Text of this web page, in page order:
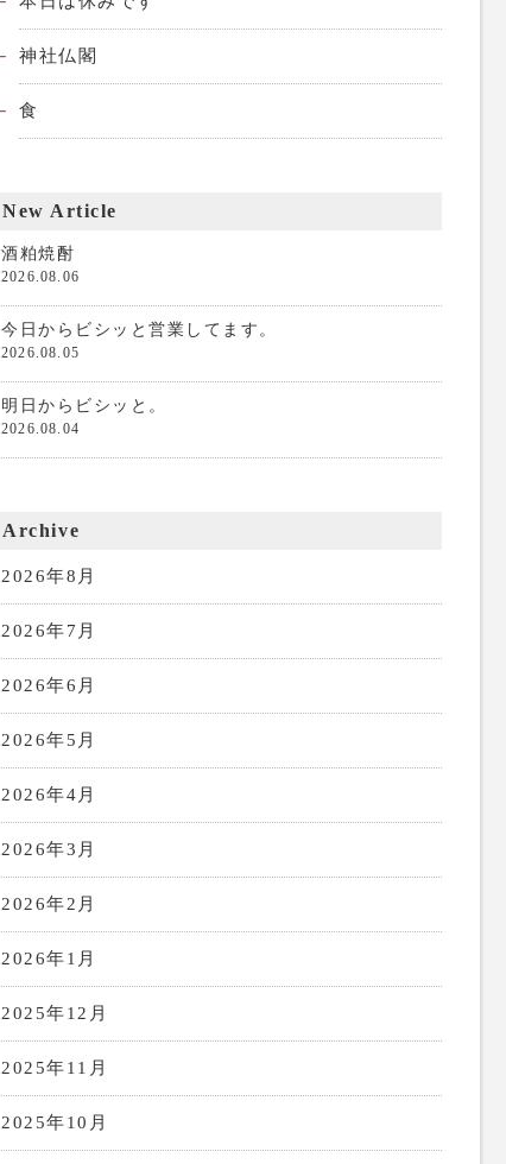
神社仏閣
食
New Article
酒粕焼酎
2026.08.06
今日からビシッと営業してます。
2026.08.05
明日からビシッと。
2026.08.04
Archive
2026年8月
2026年7月
2026年6月
2026年5月
2026年4月
2026年3月
2026年2月
2026年1月
2025年12月
2025年11月
2025年10月